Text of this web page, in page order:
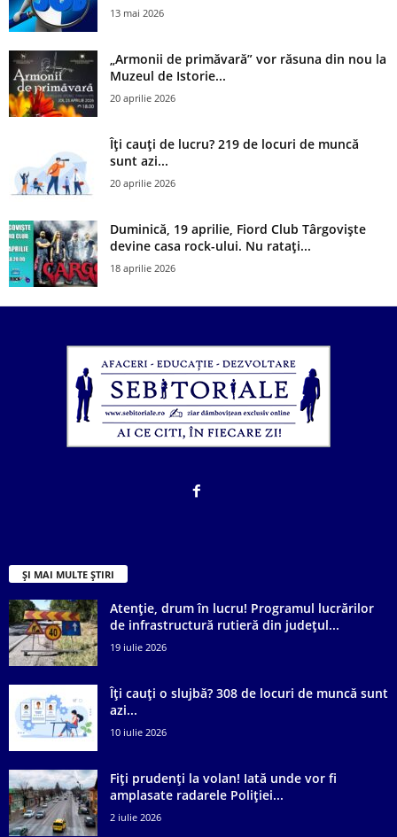
13 mai 2026
„Armonii de primăvară” vor răsuna din nou la
Muzeul de Istorie...
20 aprilie 2026
Îți cauți de lucru? 219 de locuri de muncă
sunt azi...
20 aprilie 2026
Duminică, 19 aprilie, Fiord Club Târgoviște
devine casa rock-ului. Nu ratați...
18 aprilie 2026
ȘI MAI MULTE ȘTIRI
Atenție, drum în lucru! Programul lucrărilor
de infrastructură rutieră din județul...
19 iulie 2026
Îți cauți o slujbă? 308 de locuri de muncă sunt
azi...
10 iulie 2026
Fiți prudenți la volan! Iată unde vor fi
amplasate radarele Poliției...
2 iulie 2026